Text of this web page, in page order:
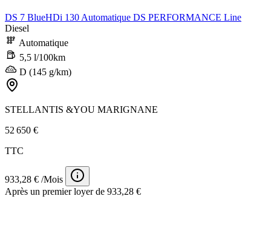
DS 7 BlueHDi 130 Automatique DS PERFORMANCE Line
Diesel
Automatique
5,5 l/100km
D (145 g/km)
STELLANTIS &YOU MARIGNANE
52 650 €
TTC
933,28 € /Mois
Après un premier loyer de 933,28 €